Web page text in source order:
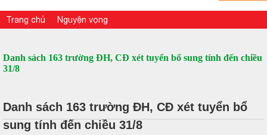
Trang chủ Nguyện vọng
Danh sách 163 trường ĐH, CĐ xét tuyển bổ sung tính đến chiều
31/8
Danh sách 163 trường ĐH, CĐ xét tuyển bổ
sung tính đến chiều 31/8